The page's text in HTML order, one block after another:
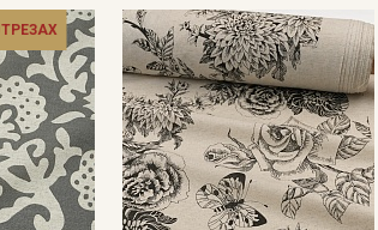
от
30% на узкие